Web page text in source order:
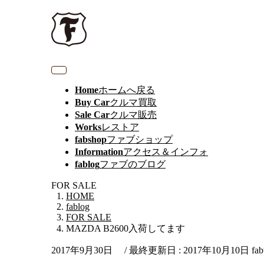
Homeホームへ戻る
Buy Carクルマ買取
Sale Carクルマ販売
Worksレストア
fabshopファブショップ
Informationアクセス＆インフォ
fablogファブのブログ
FOR SALE
HOME
fablog
FOR SALE
MAZDA B2600入荷してます
2017年9月30日 / 最終更新日 : 2017年10月10日